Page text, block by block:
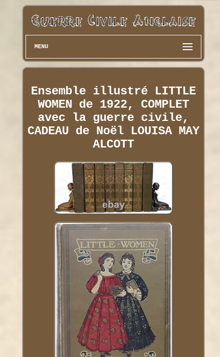
MENU
Ensemble illustré LITTLE
WOMEN de 1922, COMPLET
avec la guerre civile,
CADEAU de Noël LOUISA MAY
ALCOTT